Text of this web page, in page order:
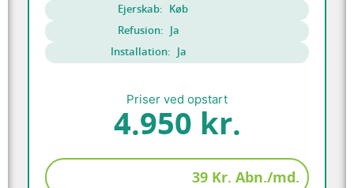
Ejerskab: Køb
Refusion: Ja
Installation: Ja
Priser ved opstart
4.950 kr.
39 Kr. Abn./md.